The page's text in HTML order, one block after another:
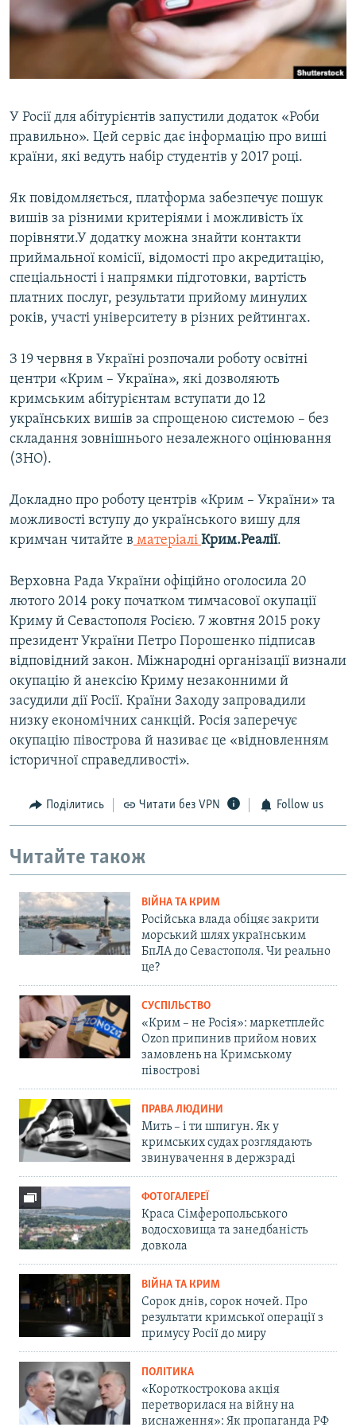
ВІДЕОУРОКИ «ELIFBE»
УКРАЇНСЬКА ПРОБЛЕМА КРИМУ
Русский
У Росії для абітурієнтів запустили додаток «Роби
правильно». Цей сервіс дає інформацію про виші
країни, які ведуть набір студентів у 2017 році.
Як повідомляється, платформа забезпечує пошук
вишів за різними критеріями і можливість їх
порівняти.У додатку можна знайти контакти
приймальної комісії, відомості про акредитацію,
спеціальності і напрямки підготовки, вартість
платних послуг, результати прийому минулих
років, участі університету в різних рейтингах.
З 19 червня в Україні розпочали роботу освітні
центри «Крим – Україна», які дозволяють
кримським абітурієнтам вступати до 12
українських вишів за спрощеною системою – без
складання зовнішнього незалежного оцінювання
(ЗНО).
Докладно про роботу центрів «Крим – України» та
можливості вступу до українського вишу для
кримчан читайте в матеріалі Крим.Реалії.
Верховна Рада України офіційно оголосила 20
лютого 2014 року початком тимчасової окупації
Криму й Севастополя Росією. 7 жовтня 2015 року
президент України Петро Порошенко підписав
відповідний закон. Міжнародні організації визнали
окупацію й анексію Криму незаконними й
засудили дії Росії. Країни Заходу запровадили
низку економічних санкцій. Росія заперечує
окупацію півострова й називає це «відновленням
історичної справедливості».
Поділитись Читати без VPN Follow us
Читайте також
ВІЙНА ТА КРИМ
Російська влада обіцяє закрити
морський шлях українським
БпЛА до Севастополя. Чи реально
це?
СУСПІЛЬСТВО
«Крим – не Росія»: маркетплейс
Ozon припинив прийом нових
замовлень на Кримському
півострові
ПРАВА ЛЮДИНИ
Мить – і ти шпигун. Як у
кримських судах розглядають
звинувачення в держзраді
ФОТОГАЛЕРЕЇ
Краса Сімферопольського
водосховища та занедбаність
довкола
ВІЙНА ТА КРИМ
Сорок днів, сорок ночей. Про
результати кримської операції з
примусу Росії до миру
ПОЛІТИКА
«Короткострокова акція
перетворилася на війну на
виснаження»: Як пропаганда РФ